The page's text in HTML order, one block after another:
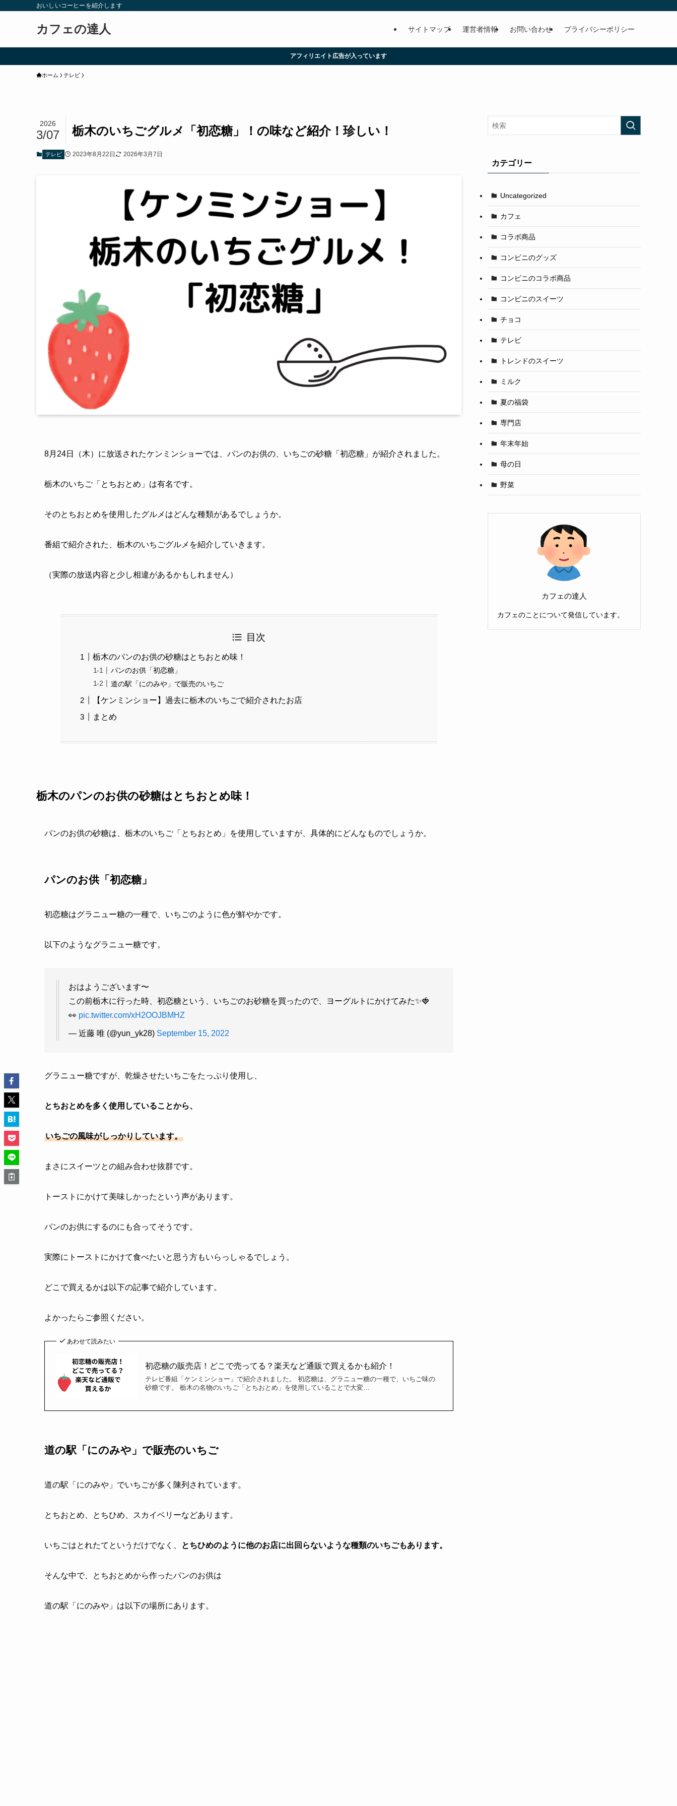
おいしいコーヒーを紹介します
カフェの達人 サイトマップ 運営者情報 お問い合わせ プライバシーポリシー
アフィリエイト広告が入っています
ホーム テレビ
栃木のいちごグルメ「初恋糖」！の味など紹介！珍しい！
2026
3/07
テレビ 2023年8月22日 2026年3月7日
8月24日（木）に放送されたケンミンショーでは、パンのお供の、いちごの砂糖「初恋糖」が紹介されました。
栃木のいちご「とちおとめ」は有名です。
そのとちおとめを使用したグルメはどんな種類があるでしょうか。
番組で紹介された、栃木のいちごグルメを紹介していきます。
（実際の放送内容と少し相違があるかもしれません）
目次
栃木のパンのお供の砂糖はとちおとめ味！
パンのお供「初恋糖」
道の駅「にのみや」で販売のいちご
【ケンミンショー】過去に栃木のいちごで紹介されたお店
まとめ
栃木のパンのお供の砂糖はとちおとめ味！
パンのお供の砂糖は、栃木のいちご「とちおとめ」を使用していますが、具体的にどんなものでしょうか。
パンのお供「初恋糖」
初恋糖はグラニュー糖の一種で、いちごのように色が鮮やかです。
以下のようなグラニュー糖です。
おはようございます〜
この前栃木に行った時、初恋糖という、いちごのお砂糖を買ったので、ヨーグルトにかけてみた✨🍓
👀 pic.twitter.com/xH2OOJBMHZ
— 近藤 唯 (@yun_yk28) September 15, 2022
グラニュー糖ですが、乾燥させたいちごをたっぷり使用し、
とちおとめを多く使用していることから、
いちごの風味がしっかりしています。
まさにスイーツとの組み合わせ抜群です。
トーストにかけて美味しかったという声があります。
パンのお供にするのにも合ってそうです。
実際にトーストにかけて食べたいと思う方もいらっしゃるでしょう。
どこで買えるかは以下の記事で紹介しています。
よかったらご参照ください。
あわせて読みたい
初恋糖の販売店！どこで売ってる？楽天など通販で買えるかも紹介！
テレビ番組「ケンミンショー」で紹介されました。 初恋糖は、グラニュー糖の一種で、いちご味の
砂糖です。 栃木の名物のいちご「とちおとめ」を使用していることで大変…
道の駅「にのみや」で販売のいちご
道の駅「にのみや」でいちごが多く陳列されています。
とちおとめ、とちひめ、スカイベリーなどあります。
いちごはとれたてというだけでなく、 とちひめのように他のお店に出回らないような種類のいちごもあります。
そんな中で、とちおとめから作ったパンのお供は
道の駅「にのみや」は以下の場所にあります。
カテゴリー
Uncategorized
カフェ
コラボ商品
コンビニのグッズ
コンビニのコラボ商品
コンビニのスイーツ
チョコ
テレビ
トレンドのスイーツ
ミルク
夏の福袋
専門店
年末年始
母の日
野菜
カフェの達人
カフェのことについて発信しています。